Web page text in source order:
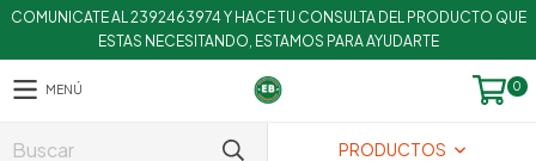
COMUNICATE AL 2392463974 Y HACE TU CONSULTA DEL PRODUCTO QUE
ESTAS NECESITANDO, ESTAMOS PARA AYUDARTE
MENÚ 0
PRODUCTOS